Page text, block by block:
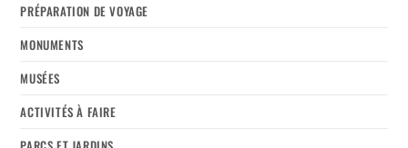
PRÉPARATION DE VOYAGE
MONUMENTS
MUSÉES
ACTIVITÉS À FAIRE